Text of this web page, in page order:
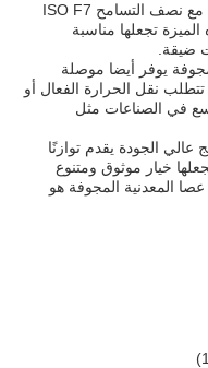
المسطحة. تم تصميم عصا المعدن المجوف مع نصف التسامح ISO F7
تجعلها مناسبة
ضيقة.
يوفر أيضا موصلة
نقل الحرارة الفعال أو
في الصناعات مثل
الجودة يقدم توازنًا
خيار موثوق ومتنوع
المعدنية المجوفة هو